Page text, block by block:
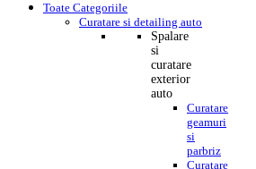
Toate Categoriile
Curatare si detailing auto
Spalare
si
curatare
exterior
auto
Curatare
geamuri
si
parbriz
Curatare